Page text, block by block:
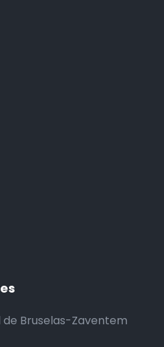
Bruselas-Zaventem